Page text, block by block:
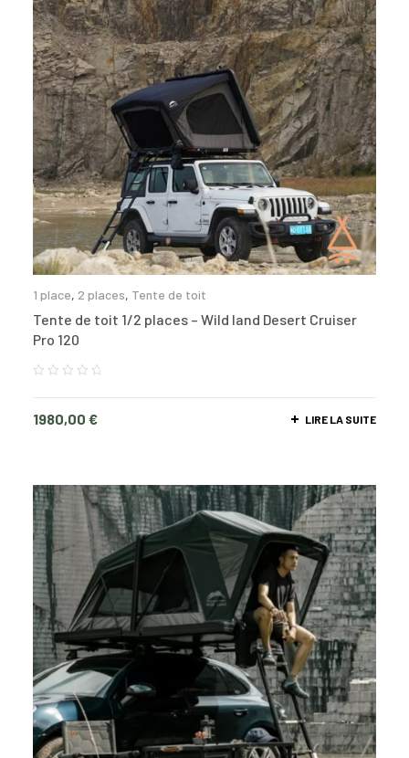
1 place, 2 places, Tente de toit
Tente de toit 1/2 places – Wild land Desert Cruiser
Pro 120
1980,00 € LIRE LA SUITE